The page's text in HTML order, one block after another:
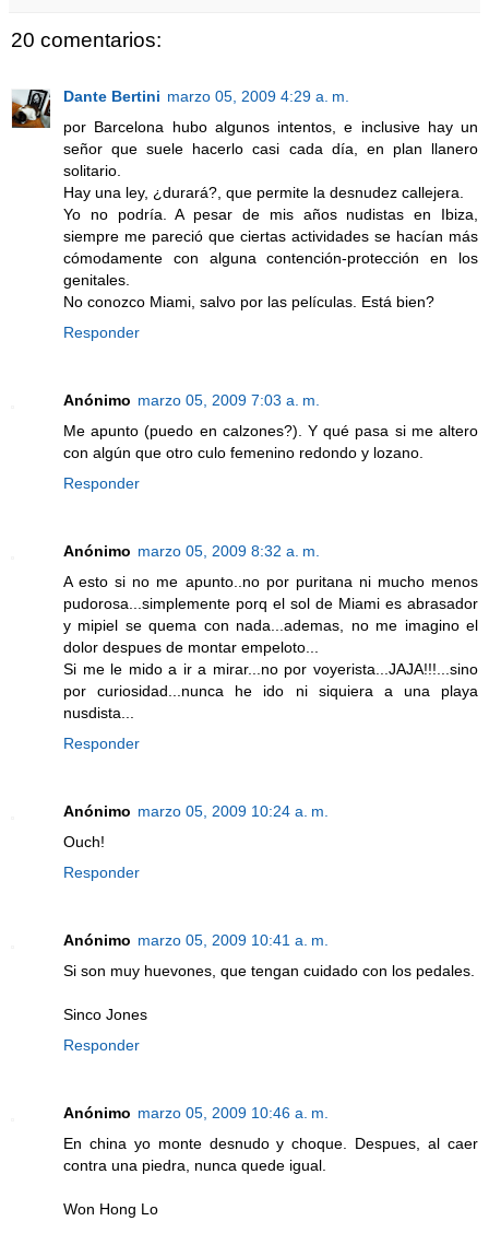
20 comentarios:
Dante Bertini marzo 05, 2009 4:29 a. m.
por Barcelona hubo algunos intentos, e inclusive hay un
señor que suele hacerlo casi cada día, en plan llanero
solitario.
Hay una ley, ¿durará?, que permite la desnudez callejera.
Yo no podría. A pesar de mis años nudistas en Ibiza,
siempre me pareció que ciertas actividades se hacían más
cómodamente con alguna contención-protección en los
genitales.
No conozco Miami, salvo por las películas. Está bien?
Responder
Anónimo marzo 05, 2009 7:03 a. m.
Me apunto (puedo en calzones?). Y qué pasa si me altero
con algún que otro culo femenino redondo y lozano.
Responder
Anónimo marzo 05, 2009 8:32 a. m.
A esto si no me apunto..no por puritana ni mucho menos
pudorosa...simplemente porq el sol de Miami es abrasador
y mipiel se quema con nada...ademas, no me imagino el
dolor despues de montar empeloto...
Si me le mido a ir a mirar...no por voyerista...JAJA!!!...sino
por curiosidad...nunca he ido ni siquiera a una playa
nusdista...
Responder
Anónimo marzo 05, 2009 10:24 a. m.
Ouch!
Responder
Anónimo marzo 05, 2009 10:41 a. m.
Si son muy huevones, que tengan cuidado con los pedales.
Sinco Jones
Responder
Anónimo marzo 05, 2009 10:46 a. m.
En china yo monte desnudo y choque. Despues, al caer
contra una piedra, nunca quede igual.
Won Hong Lo